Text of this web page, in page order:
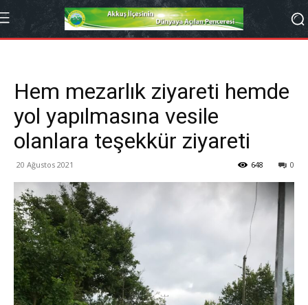
Hem mezarlık ziyareti hemde
yol yapılmasına vesile
olanlara teşekkür ziyareti
20 Ağustos 2021 0
648